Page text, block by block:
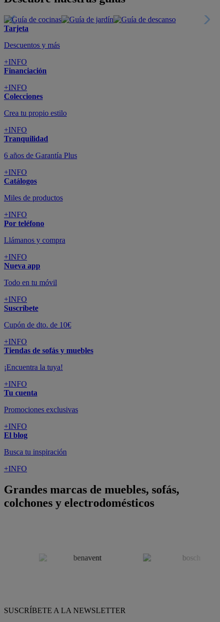
Tarjeta
Descuentos y más
+INFO
Financiación
+INFO
Colecciones
Crea tu propio estilo
+INFO
Tranquilidad
6 años de Garantía Plus
+INFO
Catálogos
Miles de productos
+INFO
Por teléfono
Llámanos y compra
+INFO
Nueva app
Todo en tu móvil
+INFO
Suscríbete
Cupón de dto. de 10€
+INFO
Tiendas de sofás y muebles
¡Encuentra la tuya!
+INFO
Tu cuenta
Promociones exclusivas
+INFO
El blog
Busca tu inspiración
+INFO
Grandes marcas de muebles, sofás,
colchones y electrodomésticos
SUSCRÍBETE A LA NEWSLETTER